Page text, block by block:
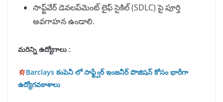
సాఫ్ట్‌వేర్ డెవలప్‌మెంట్ లైఫ్ సైకిల్ (SDLC) పై పూర్తి
అవగాహన ఉండాలి.
మరిన్ని ఉద్యోగాలు :
Barclays కంపెనీ లో సాఫ్ట్వేర్ ఇంజనీర్ పొజిషన్ కోసం భారీగా
ఉద్యోగవకాశాలు